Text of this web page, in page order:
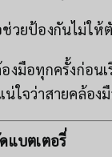
วยป้องกันไม่ใ
งมือทุกครั้งก่อนเ
ใจว่าสายคล้อง
แบตเตอรี่